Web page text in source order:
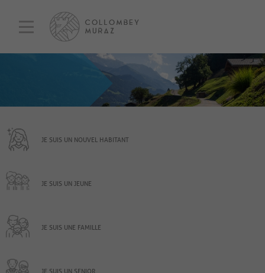
JE SUIS UN NOUVEL HABITANT
JE SUIS UN JEUNE
JE SUIS UNE FAMILLE
JE SUIS UN SENIOR